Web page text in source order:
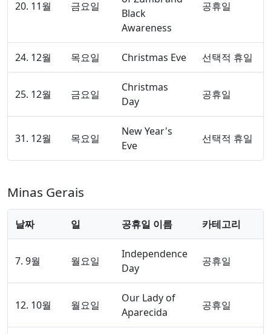
20. 11월 금요일
Black
Awareness
공휴일
24. 12월 목요일 Christmas Eve 선택적 휴일
25. 12월 금요일
Christmas
Day
공휴일
31. 12월 목요일
New Year's
Eve
선택적 휴일
Minas Gerais
날짜 일 공휴일 이름 카테고리
7. 9월 월요일
Independence
Day
공휴일
12. 10월 월요일
Our Lady of
Aparecida
공휴일